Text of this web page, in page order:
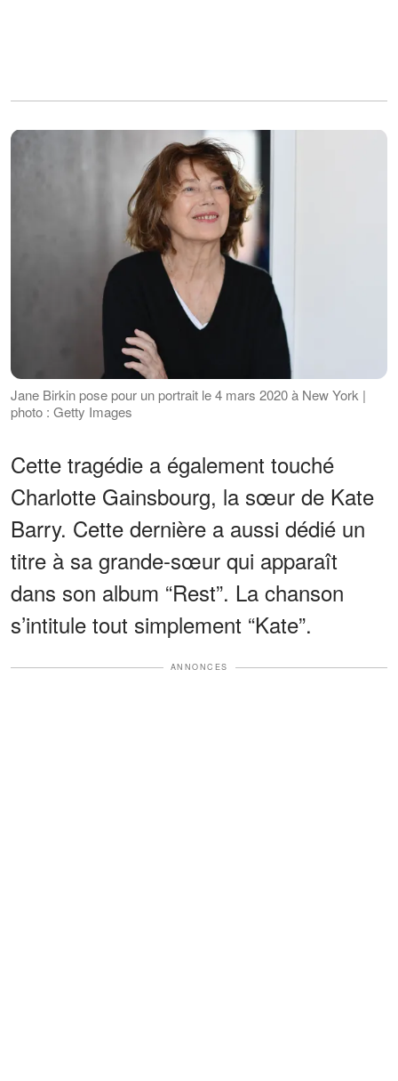
Jane Birkin pose pour un portrait le 4 mars 2020 à New York |
photo : Getty Images
Cette tragédie a également touché
Charlotte Gainsbourg, la sœur de Kate
Barry. Cette dernière a aussi dédié un
titre à sa grande-sœur qui apparaît
dans son album “Rest”. La chanson
s’intitule tout simplement “Kate”.
ANNONCES